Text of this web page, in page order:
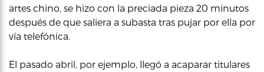
artes chino, se hizo con la preciada pieza 20 minutos
después de que saliera a subasta tras pujar por ella por
vía telefónica.
El pasado abril, por ejemplo, llegó a acaparar titulares